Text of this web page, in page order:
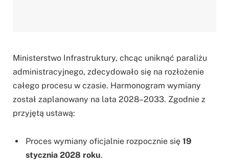
Ministerstwo Infrastruktury, chcąc uniknąć paraliżu
administracyjnego, zdecydowało się na rozłożenie
całego procesu w czasie. Harmonogram wymiany
został zaplanowany na lata 2028–2033. Zgodnie z
przyjętą ustawą:
Proces wymiany oficjalnie rozpocznie się 19
stycznia 2028 roku.